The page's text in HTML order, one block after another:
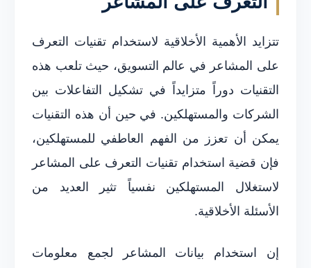
تتزايد الأهمية الأخلاقية لاستخدام تقنيات التعرف
على المشاعر في عالم التسويق، حيث تلعب هذه
التقنيات دوراً متزايداً في تشكيل التفاعلات بين
الشركات والمستهلكين. في حين أن هذه التقنيات
يمكن أن تعزز من الفهم العاطفي للمستهلكين،
فإن قضية استخدام تقنيات التعرف على المشاعر
لاستغلال المستهلكين نفسياً تثير العديد من
الأسئلة الأخلاقية.
إن استخدام بيانات المشاعر لجمع معلومات